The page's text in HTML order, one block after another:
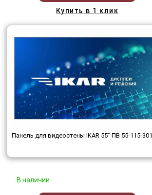
Купить в 1 клик
Панель для видеостены IKAR 55" ПВ 55-115-301
В наличии